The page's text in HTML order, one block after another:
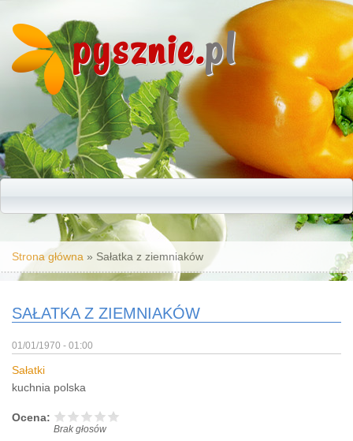
pysznie.pl
Jesteś tutaj
Strona główna » Sałatka z ziemniaków
SAŁATKA Z ZIEMNIAKÓW
01/01/1970 - 01:00
Sałatki
kuchnia polska
Ocena:
Brak głosów